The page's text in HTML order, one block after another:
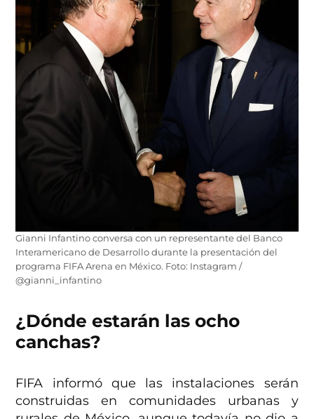
Gianni Infantino conversa con un representante del Banco
Interamericano de Desarrollo durante la presentación del
programa FIFA Arena en México. Foto: Instagram /
@gianni_infantino
¿Dónde estarán las ocho
canchas?
FIFA informó que las instalaciones serán
construidas en comunidades urbanas y